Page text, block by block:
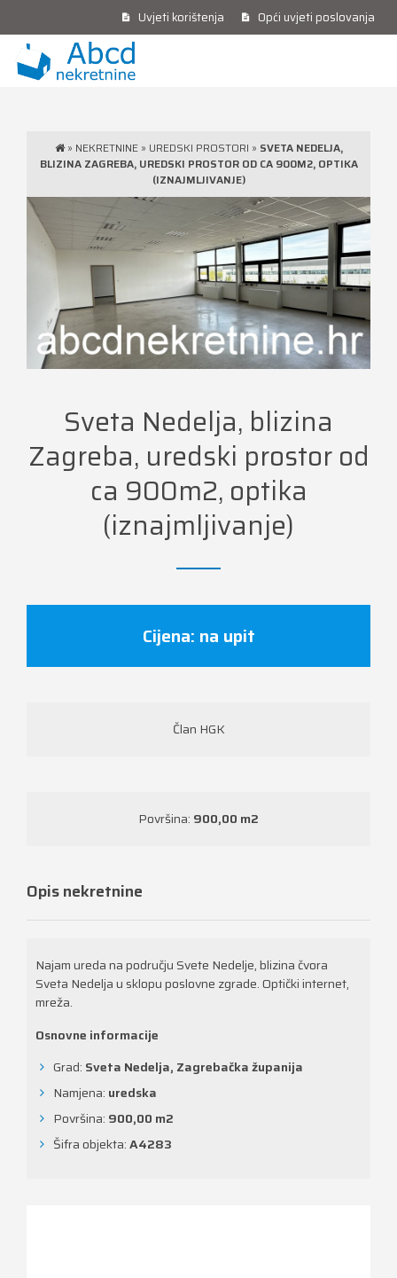
Uvjeti korištenja Opći uvjeti poslovanja
» NEKRETNINE» UREDSKI PROSTORI » SVETA NEDELJA,
BLIZINA ZAGREBA, UREDSKI PROSTOR OD CA 900M2, OPTIKA
(IZNAJMLJIVANJE)
Sveta Nedelja, blizina
Zagreba, uredski prostor od
ca 900m2, optika
(iznajmljivanje)
Cijena: na upit
Član HGK
Površina: 900,00 m2
Opis nekretnine
Najam ureda na području Svete Nedelje, blizina čvora
Sveta Nedelja u sklopu poslovne zgrade. Optički internet,
mreža.
Osnovne informacije
Grad: Sveta Nedelja, Zagrebačka županija
Namjena: uredska
Površina: 900,00 m2
Šifra objekta:A4283